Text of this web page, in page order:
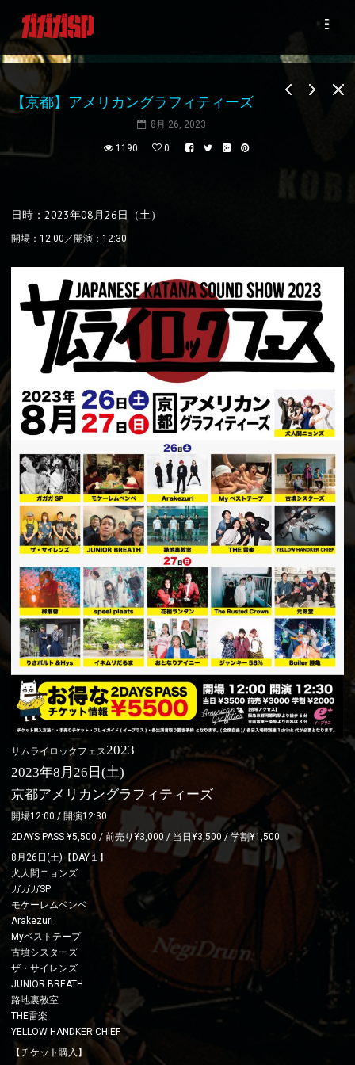
【京都】アメリカングラフィティーズ
8月 26, 2023
1190 0
日時：2023年08月26日（土）
開場：12:00／開演：12:30
サムライロックフェス2023
2023年8 月 26 日 (土)
京都アメリカングラフィティーズ
開場12:00 / 開演12:30
2DAYS PASS ¥5,500 / 前売り¥3,000 / 当日¥3,500 / 学割¥1,500
8月26日(土)【DAY１】
犬人間ニョンズ
ガガガSP
モケーレムベンベ
Arakezuri
Myベストテープ
古墳シスターズ
ザ・サイレンズ
JUNIOR BREATH
路地裏教室
THE雷楽
YELLOW HANDKER CHIEF
【チケット購入】